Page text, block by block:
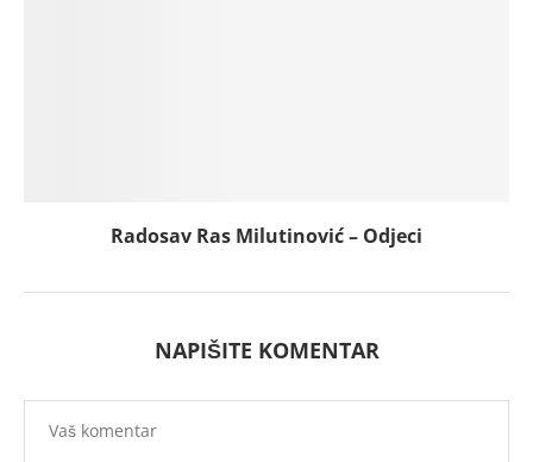
Radosav Ras Milutinović – Odjeci
NAPIŠITE KOMENTAR